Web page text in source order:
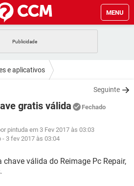
MENU
FACEBOOK
GMAIL
WHATSAPP
GMAIL
WHATSAPP
EXCEL
GMAIL
WHATSAPP
EXCEL
WHATSAPP
e aplicativos
Seguinte
gratis válida Fechado
pintuda em 3 Fev 2017 às 03:03
- 3 fev 2017 às 03:04
válida do Reimage Pc Repair,